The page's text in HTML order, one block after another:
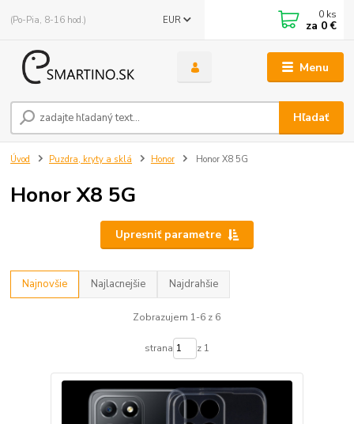
Menu
EUR
Hľadať
(Po-Pia, 8-16 hod.) 0 ks
za 0 €
Úvod Puzdra, kryty a sklá Honor Honor X8 5G
Honor X8 5G
Upresniť parametre
Najnovšie Najlacnejšie Najdrahšie
Zobrazujem 1-6 z 6
strana z 1